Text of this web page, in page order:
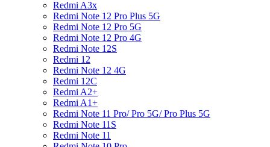
Redmi A3x
Redmi Note 12 Pro Plus 5G
Redmi Note 12 Pro 5G
Redmi Note 12 Pro 4G
Redmi Note 12S
Redmi 12
Redmi Note 12 4G
Redmi 12C
Redmi A2+
Redmi A1+
Redmi Note 11 Pro/ Pro 5G/ Pro Plus 5G
Redmi Note 11S
Redmi Note 11